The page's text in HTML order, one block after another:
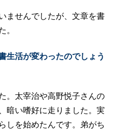
ませんでしたが、文章を書
。
活が変わったのでしょう
。太宰治や高野悦子さんの
暗い嗜好に走りました。実
しを始めたんです。弟がち